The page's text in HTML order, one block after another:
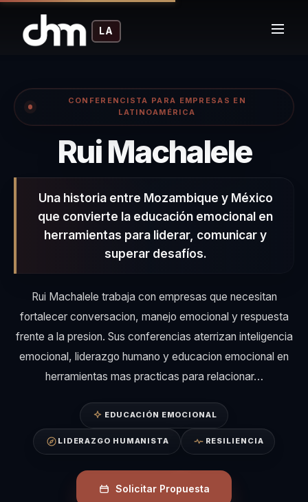
LA
CONFERENCISTA PARA EMPRESAS EN
LATINOAMÉRICA
Rui Machalele:
Una historia entre Mozambique y México
que convierte la educación emocional en
herramientas para liderar, comunicar y
superar desafíos.
Rui Machalele trabaja con empresas que necesitan
fortalecer conversacion, manejo emocional y respuesta
frente a la presion. Sus conferencias aterrizan inteligencia
emocional, liderazgo humano y educacion emocional en
herramientas mas practicas para relacionar…
EDUCACIÓN EMOCIONAL
LIDERAZGO HUMANISTA RESILIENCIA
Solicitar Propuesta